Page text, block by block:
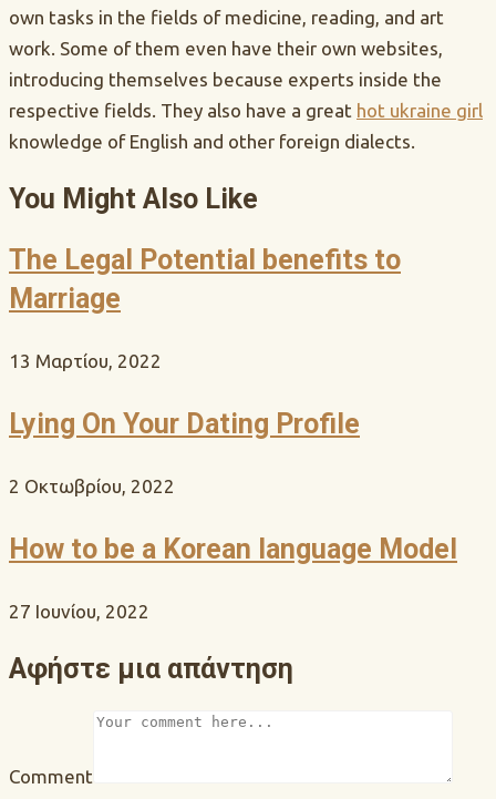
own tasks in the fields of medicine, reading, and art
work. Some of them even have their own websites,
introducing themselves because experts inside the
respective fields. They also have a great hot ukraine girl
knowledge of English and other foreign dialects.
You Might Also Like
The Legal Potential benefits to
Marriage
13 Μαρτίου, 2022
Lying On Your Dating Profile
2 Οκτωβρίου, 2022
How to be a Korean language Model
27 Ιουνίου, 2022
Αφήστε μια απάντηση
Comment